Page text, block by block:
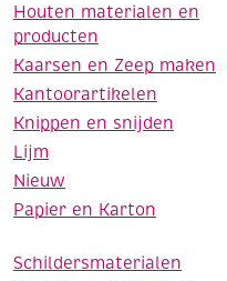
Houten materialen en
producten
Kaarsen en Zeep maken
Kantoorartikelen
Knippen en snijden
Lijm
Nieuw
Papier en Karton
Schildersmaterialen